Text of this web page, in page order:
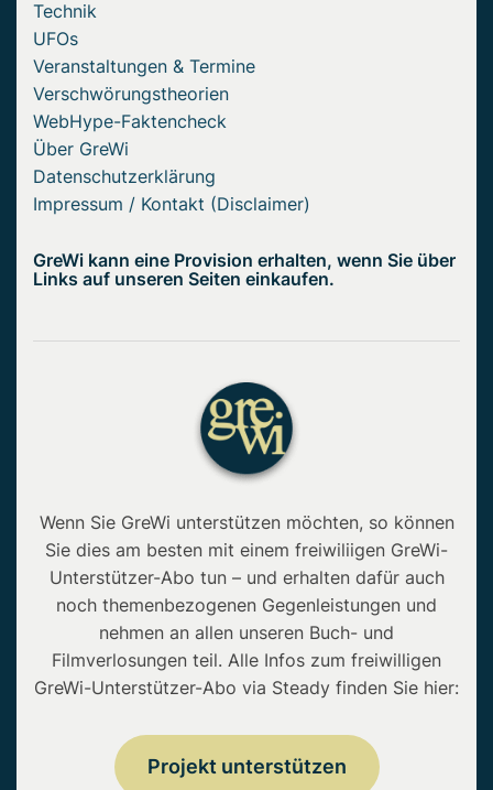
Technik
UFOs
Veranstaltungen & Termine
Verschwörungstheorien
WebHype-Faktencheck
Über GreWi
Datenschutzerklärung
Impressum / Kontakt (Disclaimer)
GreWi kann eine Provision erhalten, wenn Sie über
Links auf unseren Seiten einkaufen.
Wenn Sie GreWi unterstützen möchten, so können
Sie dies am besten mit einem freiwiliigen GreWi-
Unterstützer-Abo tun – und erhalten dafür auch
noch themenbezogenen Gegenleistungen und
nehmen an allen unseren Buch- und
Filmverlosungen teil. Alle Infos zum freiwilligen
GreWi-Unterstützer-Abo via Steady finden Sie hier:
Projekt unterstützen